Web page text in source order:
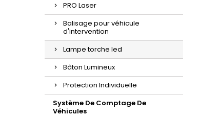
PRO Laser
Balisage pour véhicule
d'intervention
Lampe torche led
Bâton Lumineux
Protection Individuelle
Système De Comptage De
Véhicules